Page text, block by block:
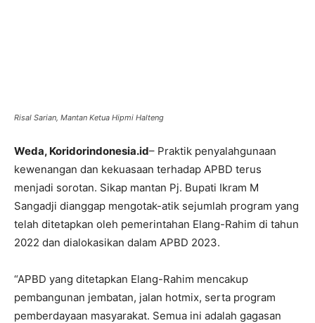
Risal Sarian, Mantan Ketua Hipmi Halteng
Weda, Koridorindonesia.id– Praktik penyalahgunaan
kewenangan dan kekuasaan terhadap APBD terus
menjadi sorotan. Sikap mantan Pj. Bupati Ikram M
Sangadji dianggap mengotak-atik sejumlah program yang
telah ditetapkan oleh pemerintahan Elang-Rahim di tahun
2022 dan dialokasikan dalam APBD 2023.
“APBD yang ditetapkan Elang-Rahim mencakup
pembangunan jembatan, jalan hotmix, serta program
pemberdayaan masyarakat. Semua ini adalah gagasan